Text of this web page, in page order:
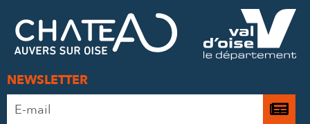
FACEBOOK
MAIL
NEWSLETTER
Adresse
e-
Je